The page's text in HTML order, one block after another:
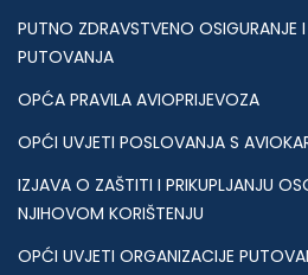
PUTNO ZDRAVSTVENO
PUTOVANJA
OPĆA PRAVILA AVIOPRIJEVOZA
OPĆI UVJETI POSLOVANJA S
IZJAVA O ZAŠTITI I PRIKUPLJANJU
NJIHOVOM KORIŠTENJU
OPĆI UVJETI ORGANIZACIJE